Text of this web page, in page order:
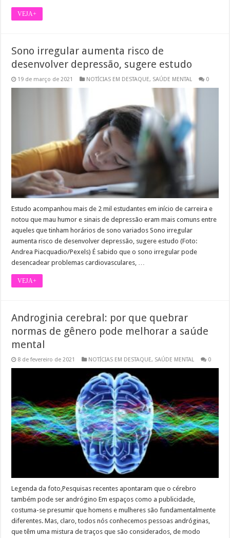
VEJA+
Sono irregular aumenta risco de
desenvolver depressão, sugere estudo
19 de março de 2021 NOTÍCIAS EM DESTAQUE, SAÚDE MENTAL 0
Estudo acompanhou mais de 2 mil estudantes em início de carreira e
notou que mau humor e sinais de depressão eram mais comuns entre
aqueles que tinham horários de sono variados Sono irregular
aumenta risco de desenvolver depressão, sugere estudo (Foto:
Andrea Piacquadio/Pexels) É sabido que o sono irregular pode
desencadear problemas cardiovasculares, …
VEJA+
Androginia cerebral: por que quebrar
normas de gênero pode melhorar a saúde
mental
8 de fevereiro de 2021 NOTÍCIAS EM DESTAQUE, SAÚDE MENTAL 0
Legenda da foto,Pesquisas recentes apontaram que o cérebro
também pode ser andrógino Em espaços como a publicidade,
costuma-se presumir que homens e mulheres são fundamentalmente
diferentes. Mas, claro, todos nós conhecemos pessoas andróginas,
que têm uma mistura de traços que são considerados, de modo